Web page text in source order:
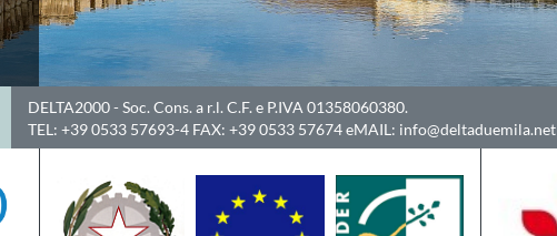
DELTA2000- Soc. Cons. a r.l. C.F. e P.IVA 01358060380.
TEL: +39 0533 57693-4 FAX: +39 0533 57674eMAIL: info@deltaduemila.net